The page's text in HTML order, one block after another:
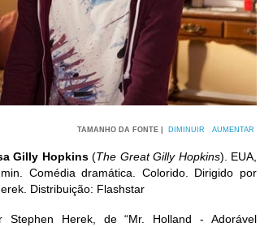
TAMANHO DA FONTE | DIMINUIR AUMENTAR
Gilly Hopkins(The Great Gilly Hopkins). EUA,
Comédia dramática. Colorido. Dirigido por
Distribuição: Flashstar
Stephen Herek, de “Mr. Holland - Adorável